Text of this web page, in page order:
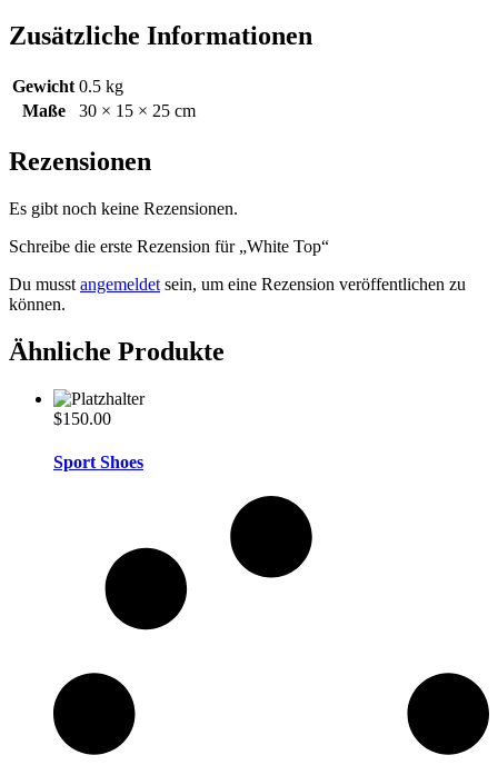
Zusätzliche Informationen
Gewicht 0.5 kg
Maße
30 × 15 × 25 cm
Rezensionen
Es gibt noch keine Rezensionen.
Schreibe die erste Rezension für „White Top“
Du musst angemeldet sein, um eine Rezension veröffentlichen zu
können.
Ähnliche Produkte
$150.00
Sport Shoes